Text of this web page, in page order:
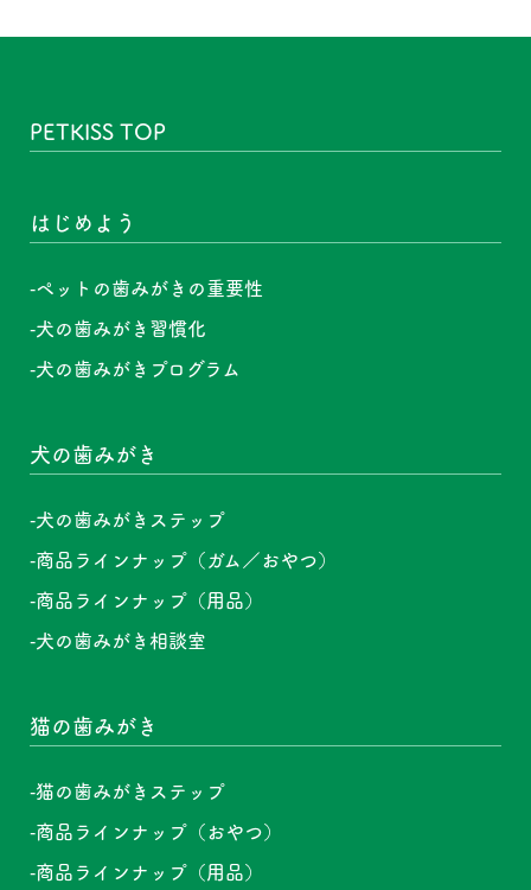
PETKISS TOP
はじめよう
ペットの歯みがきの重要性
犬の歯みがき習慣化
犬の歯みがきプログラム
犬の歯みがき
犬の歯みがきステップ
商品ラインナップ（ガム／おやつ）
商品ラインナップ（用品）
犬の歯みがき相談室
猫の歯みがき
猫の歯みがきステップ
商品ラインナップ（おやつ）
商品ラインナップ（用品）